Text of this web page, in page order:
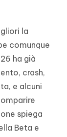
la
comunque
ha già
crash,
e alcuni
spiega
Beta e